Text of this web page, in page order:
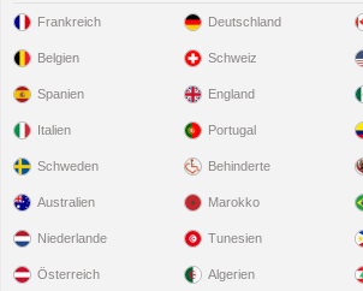
Frankreich
Belgien
Spanien
Italien
Schweden
Deutschland
Schweiz
England
Portugal
Behinderte
Australien
Niederlande
Österreich
Marokko
Tunesien
Algerien